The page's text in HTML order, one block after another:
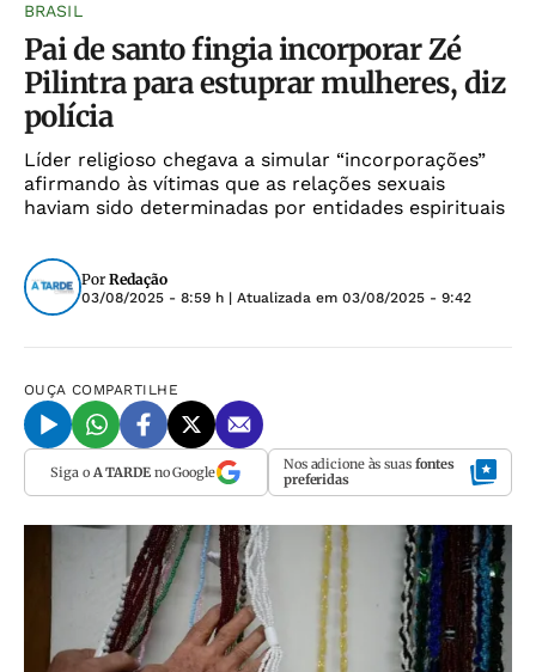
BRASIL
Pai de santo fingia incorporar Zé
Pilintra para estuprar mulheres, diz
polícia
Líder religioso chegava a simular “incorporações”
afirmando às vítimas que as relações sexuais
haviam sido determinadas por entidades espirituais
Por Redação
03/08/2025 - 8:59 h | Atualizada em 03/08/2025 - 9:42
OUÇA COMPARTILHE
Siga o A TARDEno Google Nos adicione às suas fontes
preferidas